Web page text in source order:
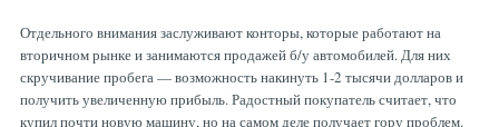
Отдельного внимания заслуживают конторы, которые работают на
вторичном рынке и занимаются продажей б/у автомобилей. Для них
скручивание пробега — возможность накинуть 1-2 тысячи долларов и
получить увеличенную прибыль. Радостный покупатель считает, что
купил почти новую машину, но на самом деле получает гору проблем.
ПРИВОДНОЙ РЕМЕНЬ
РОЛИКИ